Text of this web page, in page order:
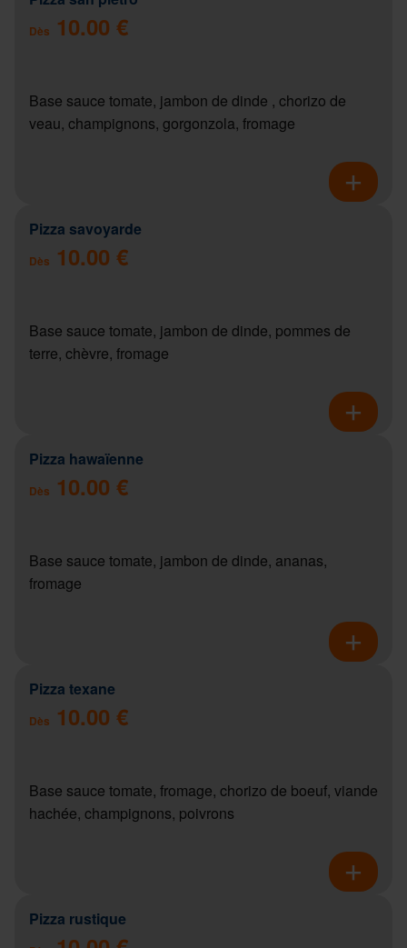
Dès 10.00 €
Base sauce tomate, jambon de dinde , chorizo de
veau, champignons, gorgonzola, fromage
Pizza savoyarde
Dès 10.00 €
Base sauce tomate, jambon de dinde, pommes de
terre, chèvre, fromage
Pizza hawaïenne
Dès 10.00 €
Base sauce tomate, jambon de dinde, ananas,
fromage
Pizza texane
Dès 10.00 €
Base sauce tomate, fromage, chorizo de boeuf, viande
hachée, champignons, poivrons
Pizza rustique